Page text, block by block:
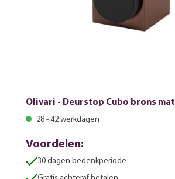
Olivari - Deurstop Cubo brons mat
28 - 42 werkdagen
Voordelen:
30 dagen bedenkperiode